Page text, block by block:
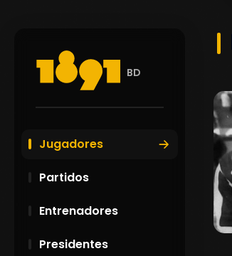
BD
Jugadores
Partidos
Entrenadores
Presidentes